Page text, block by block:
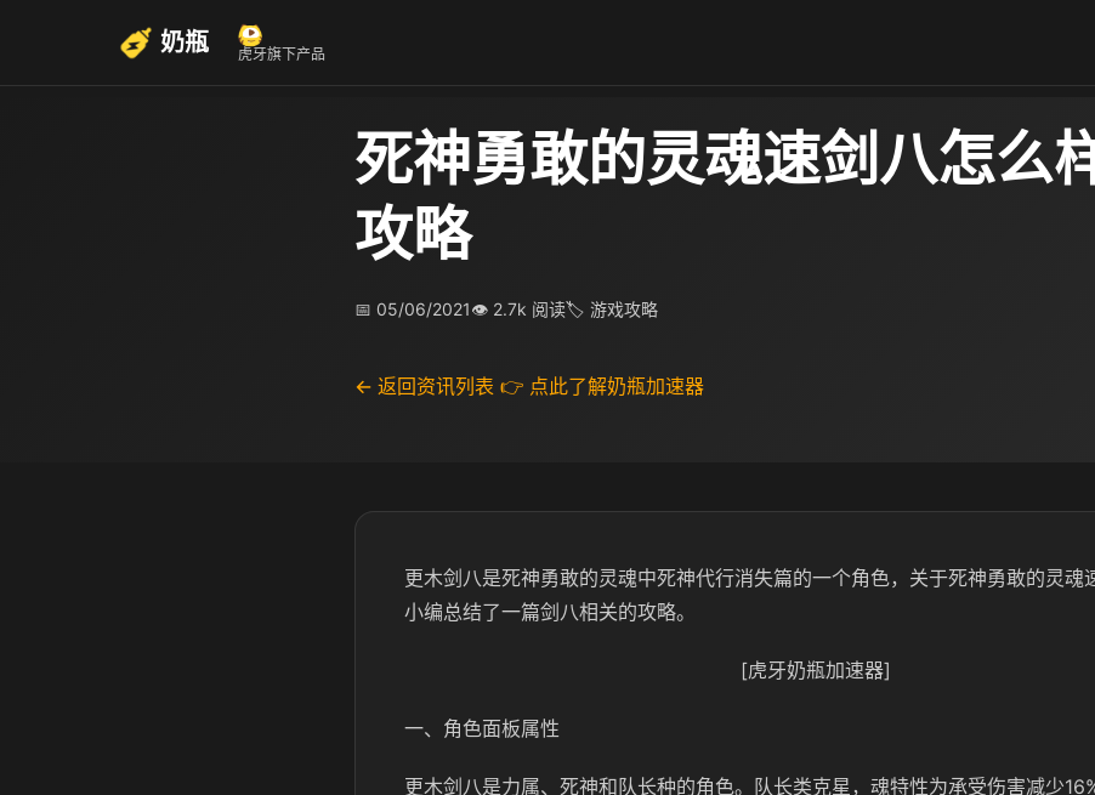
奶瓶 虎牙旗下产品
死神勇敢的灵魂速剑八怎么
攻略
📅 05/06/2021👁 2.7k 阅读🏷 游戏攻略
← 返回资讯列表 👉 点此了解奶瓶加速器
更木剑八是死神勇敢的灵魂中死神代行消失篇的一个角色，关于死神勇敢的灵魂
小编总结了一篇剑八相关的攻略。
[虎牙奶瓶加速器]
一、角色面板属性
更木剑八是力属、死神和队长种的角色。队长类克星，魂特性为承受伤害减少16%